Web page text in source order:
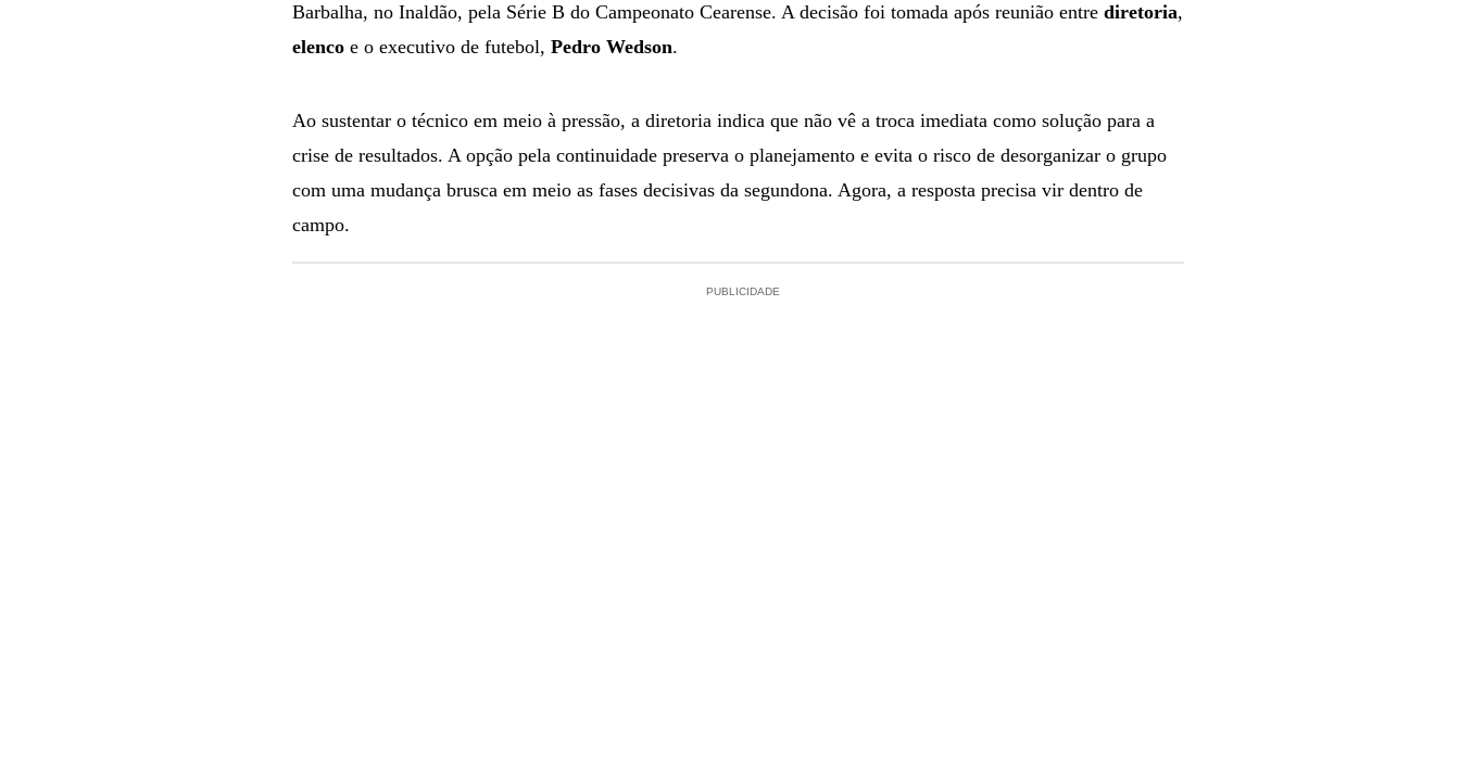
Barbalha, no Inaldão, pela Série B do Campeonato Cearense. A decisão foi tomada após reunião entre diretoria,
elenco e o executivo de futebol, Pedro Wedson.
Ao sustentar o técnico em meio à pressão, a diretoria indica que não vê a troca imediata como solução para a
crise de resultados. A opção pela continuidade preserva o planejamento e evita o risco de desorganizar o grupo
com uma mudança brusca em meio as fases decisivas da segundona. Agora, a resposta precisa vir dentro de
campo.
PUBLICIDADE